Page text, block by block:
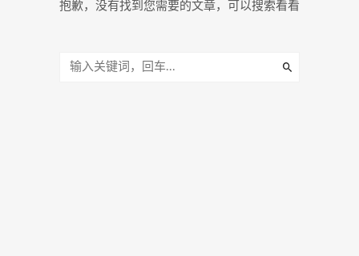
抱歉，没有找到您需要的文章，可以搜索看看